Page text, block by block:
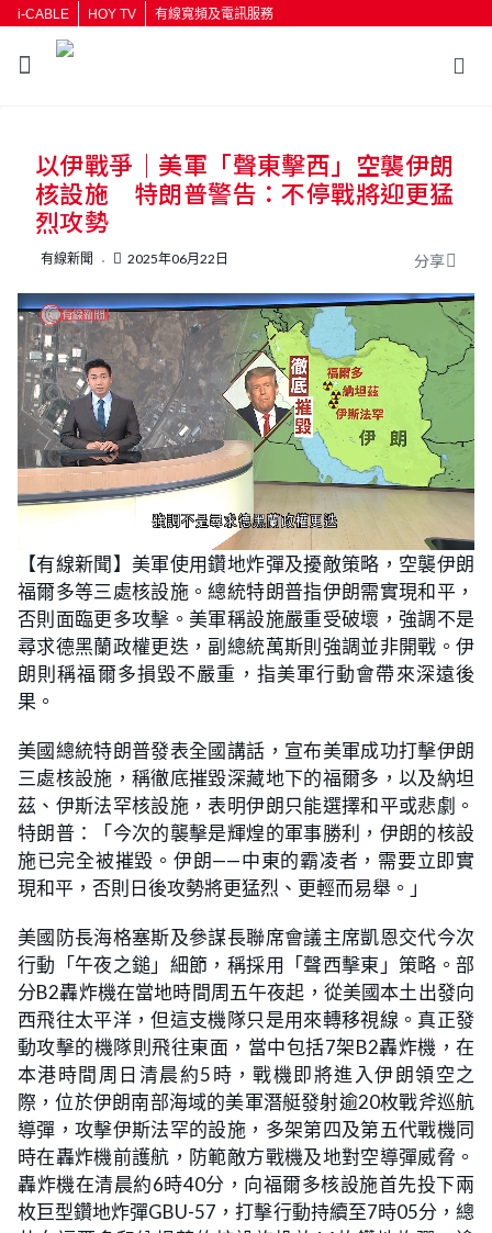
i-CABLE HOY TV 有線寬頻及電訊服務
按輸入鍵開始搜尋
以伊戰爭｜美軍「聲東擊西」空襲伊朗
核設施 特朗普警告：不停戰將迎更猛
烈攻勢
有線新聞 2025年06月22日 分享
m
t
e
a
d
e
d
:
1
8
.
4
4
【有線新聞】美軍使用鑽地炸彈及擾敵策略，空襲伊朗
福爾多等三處核設施。總統特朗普指伊朗需實現和平，
否則面臨更多攻擊。美軍稱設施嚴重受破壞，強調不是
尋求德黑蘭政權更迭，副總統萬斯則強調並非開戰。伊
朗則稱福爾多損毀不嚴重，指美軍行動會帶來深遠後
果。
美國總統特朗普發表全國講話，宣布美軍成功打擊伊朗
三處核設施，稱徹底摧毀深藏地下的福爾多，以及納坦
茲、伊斯法罕核設施，表明伊朗只能選擇和平或悲劇。
特朗普：「今次的襲擊是輝煌的軍事勝利，伊朗的核設
施已完全被摧毀。伊朗——中東的霸凌者，需要立即實
現和平，否則日後攻勢將更猛烈、更輕而易舉。」
美國防長海格塞斯及參謀長聯席會議主席凱恩交代今次
行動「午夜之鎚」細節，稱採用「聲西擊東」策略。部
分B2轟炸機在當地時間周五午夜起，從美國本土出發向
西飛往太平洋，但這支機隊只是用來轉移視線。真正發
動攻擊的機隊則飛往東面，當中包括7架B2轟炸機，在
本港時間周日清晨約5時，戰機即將進入伊朗領空之
際，位於伊朗南部海域的美軍潛艇發射逾20枚戰斧巡航
導彈，攻擊伊斯法罕的設施，多架第四及第五代戰機同
時在轟炸機前護航，防範敵方戰機及地對空導彈威脅。
轟炸機在清晨約6時40分，向福爾多核設施首先投下兩
枚巨型鑽地炸彈GBU-57，打擊行動持續至7時05分，總